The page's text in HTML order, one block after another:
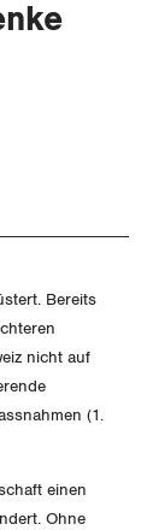
Bereits
nicht auf
(1.
einen
Ohne